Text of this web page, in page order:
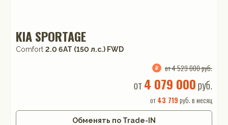
KIA SPORTAGE
Comfort 2.0 6AT (150 л.с.) FWD
от 4 529 000 руб.
от 4 079 000руб.
от43 719 руб. в месяц
Обменять по Trade-IN